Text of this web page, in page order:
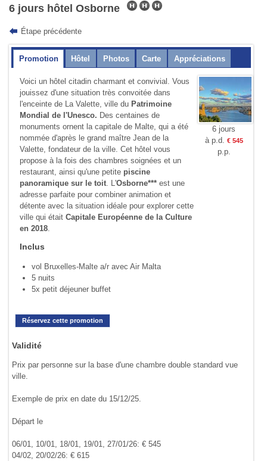
6 jours hôtel Osborne
Étape précédente
Promotion Hôtel Photos Carte Appréciations
Voici un hôtel citadin charmant et convivial. Vous
jouissez d'une situation très convoitée dans
l'enceinte de La Valette, ville du Patrimoine
Mondial de l'Unesco. Des centaines de
monuments ornent la capitale de Malte, qui a été
nommée d'après le grand maître Jean de la
Valette, fondateur de la ville. Cet hôtel vous
propose à la fois des chambres soignées et un
restaurant, ainsi qu'une petite piscine
panoramique sur le toit. L'Osborne***est une
adresse parfaite pour combiner animation et
détente avec la situation idéale pour explorer cette
ville qui étaitCapitale Européenne de la Culture
en 2018.
Inclus
vol Bruxelles-Malte a/r avec Air Malta
5 nuits
5x petit déjeuner buffet
6 jours
à p.d.
€ 545
p.p.
Réservez cette promotion
Validité
Prix par personne sur la base d'une chambre double standard vue
ville.
Exemple de prix en date du 15/12/25.
Départ le
06/01, 10/01, 18/01, 19/01, 27/01/26: € 545
04/02, 20/02/26: € 615